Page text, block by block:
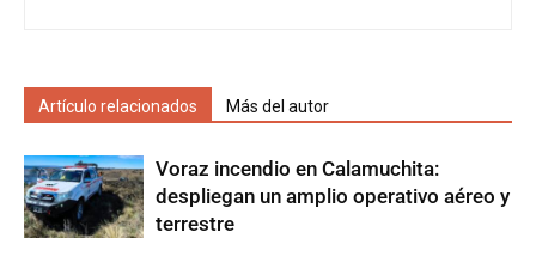
Artículo relacionados Más del autor
Voraz incendio en Calamuchita:
despliegan un amplio operativo aéreo y
terrestre